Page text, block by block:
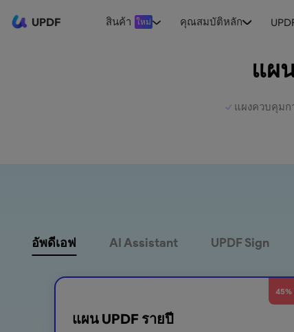
UPDF สินค้า ใหม่ คุณสมบัติหลัก
แผ
แผงควบคุม
อัพดีเอฟ AI Assistant UPDF Sign
แผน UPDF รายปี